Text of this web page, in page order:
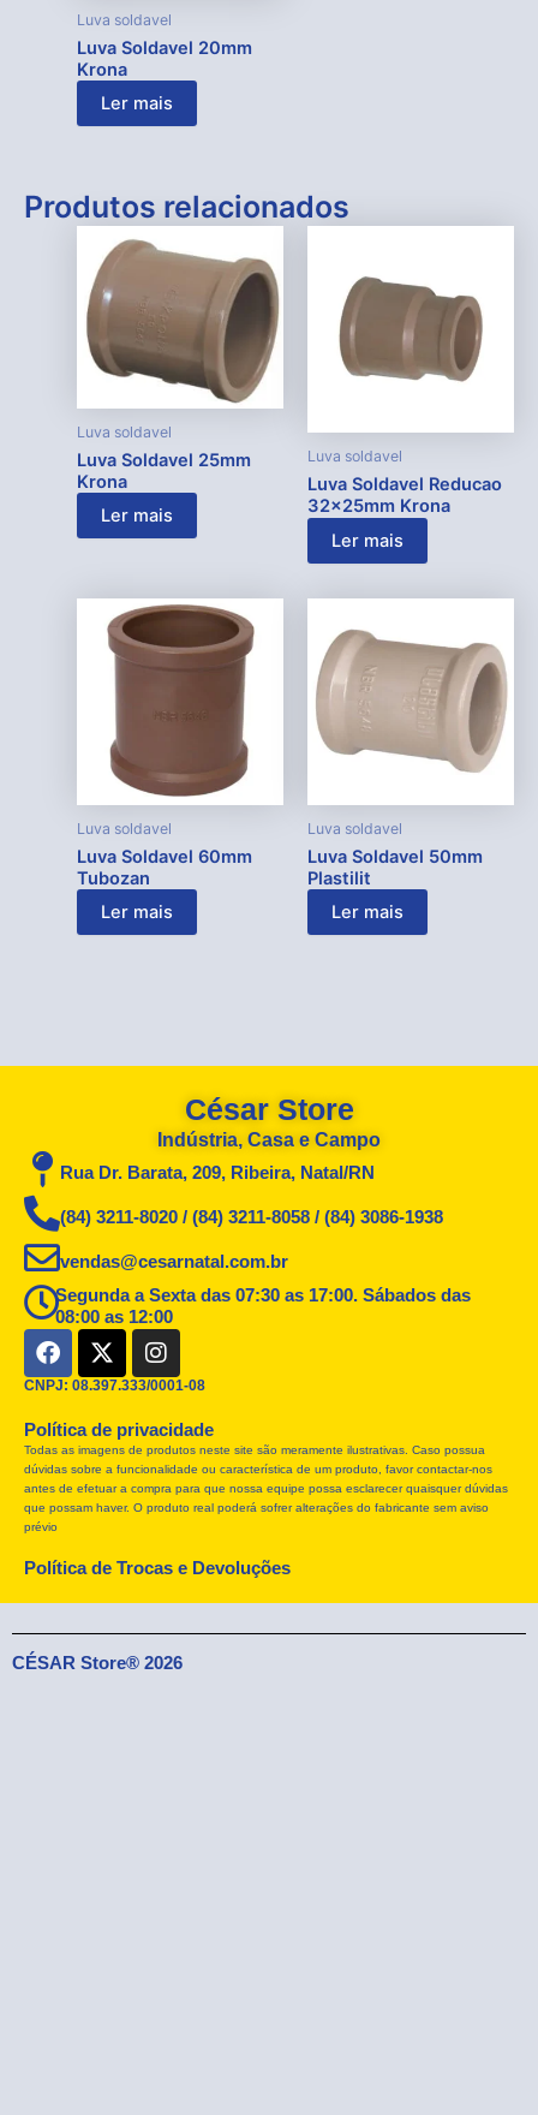
Luva soldavel
Luva Soldavel 20mm
Krona
Ler mais
Produtos relacionados
Luva soldavel
Luva Soldavel 25mm
Krona
Ler mais
Luva soldavel
Luva Soldavel Reducao
32x25mm Krona
Ler mais
Luva soldavel
Luva Soldavel 60mm
Tubozan
Ler mais
Luva soldavel
Luva Soldavel 50mm
Plastilit
Ler mais
César Store
Indústria, Casa e Campo
Rua Dr. Barata, 209, Ribeira, Natal/RN
(84) 3211-8020 / (84) 3211-8058 / (84) 3086-1938
vendas@cesarnatal.com.br
Segunda a Sexta das 07:30 as 17:00. Sábados das
08:00 as 12:00
F
a
c
b
o
o
k
X
-
t
i
t
t
e
I
n
s
a
g
r
a
CNPJ: 08.397.333/0001-08
Política de privacidade
Todas as imagens de produtos neste site são meramente ilustrativas. Caso possua
dúvidas sobre a funcionalidade ou característica de um produto, favor contactar-nos
antes de efetuar a compra para que nossa equipe possa esclarecer quaisquer dúvidas
que possam haver. O produto real poderá sofrer alterações do fabricante sem aviso
prévio
Política de Trocas e Devoluções
CÉSAR Store® 2026